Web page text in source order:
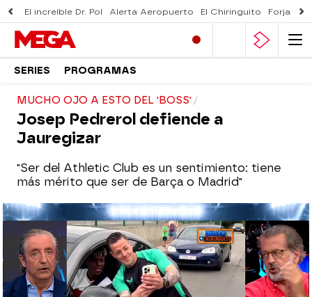
El increíble Dr. Pol Alerta Aeropuerto El Chiringuito Forjado
SERIES PROGRAMAS
MUCHO OJO A ESTO DEL 'BOSS'
Josep Pedrerol defiende a
Jauregizar
"Ser del Athletic Club es un sentimiento: tiene
más mérito que ser de Barça o Madrid"